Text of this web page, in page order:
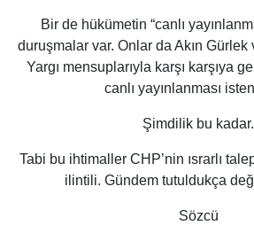
Bir de hükümetin “canlı
duruşmalar var. Onlar da Akın Gürlek
Yargı mensuplarıyla karşı karşıya
canlı yayınlanması
Şimdilik bu kadar.
Tabi bu ihtimaller CHP’nin ısrarlı
ilintili. Gündem tutuldukça
Sözcü